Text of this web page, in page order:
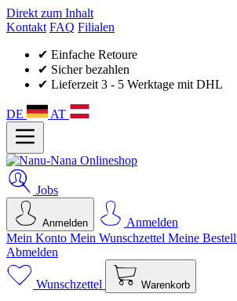
Direkt zum Inhalt
Kontakt FAQ Filialen
✔ Einfache Retoure
✔ Sicher bezahlen
✔ Lieferzeit 3 - 5 Werktage mit DHL
DE AT
Jobs
Anmelden
Anmelden
Mein Konto Mein Wunsch­zettel Meine
Abmelden
Wunschzettel Warenkorb